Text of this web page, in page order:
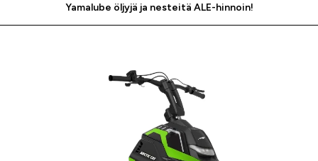
Yamalube öljyjä ja nesteitä ALE-hinnoin!